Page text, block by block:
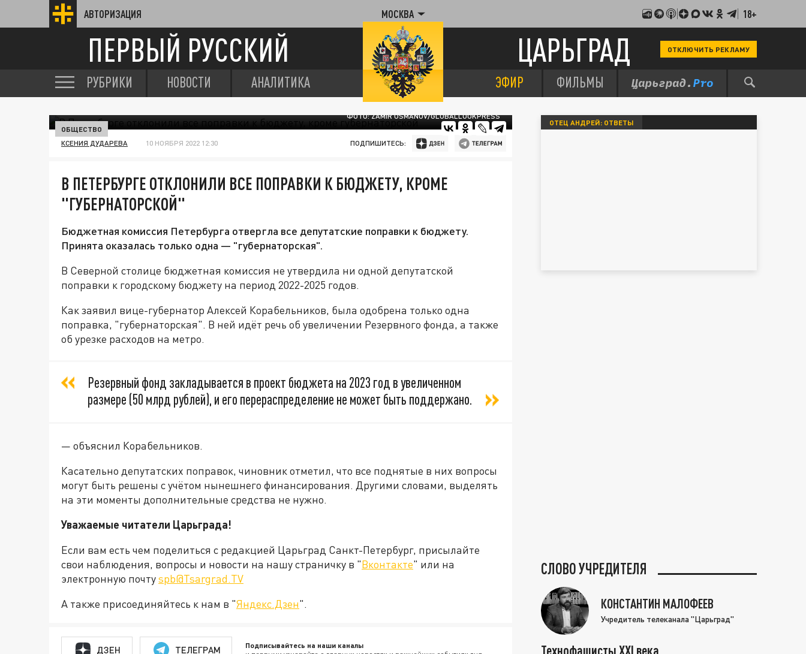
АВТОРИЗАЦИЯ МОСКВА 18+
ПЕРВЫЙ РУССКИЙ ЦАРЬГРАД ОТКЛЮЧИТЬ РЕКЛАМУ
РУБРИКИ НОВОСТИ АНАЛИТИКА ЭФИР ФИЛЬМЫ
ФОТО: ZAMIR USMANOV/GLOBALLOOKPRESS
ОБЩЕСТВО
КСЕНИЯ ДУДАРЕВА 10 НОЯБРЯ 2022 12:30 ПОДПИШИТЕСЬ:
В ПЕТЕРБУРГЕ ОТКЛОНИЛИ ВСЕ ПОПРАВКИ К БЮДЖЕТУ, КРОМЕ
"ГУБЕРНАТОРСКОЙ"
Бюджетная комиссия Петербурга отвергла все депутатские поправки к бюджету.
Принята оказалась только одна — "губернаторская".
В Северной столице бюджетная комиссия не утвердила ни одной депутатской
поправки к городскому бюджету на период 2022-2025 годов.
Как заявил вице-губернатор Алексей Корабельников, была одобрена только одна
поправка, "губернаторская". В ней идёт речь об увеличении Резервного фонда, а также
об урезке расходов на метро.
Резервный фонд закладывается в проект бюджета на 2023 год в увеличенном
размере (50 млрд рублей), и его перераспределение не может быть поддержано.
— объяснил Корабельников.
Касательно депутатских поправок, чиновник отметил, что все поднятые в них вопросы
могут быть решены с учётом нынешнего финансирования. Другими словами, выделять
на эти моменты дополнительные средства не нужно.
Уважаемые читатели Царьграда!
Если вам есть чем поделиться с редакцией Царьград Санкт-Петербург, присылайте
свои наблюдения, вопросы и новости на нашу страничку в "Вконтакте" или на
электронную почтуspb@Tsargrad.TV
А также присоединяйтесь к нам в "Яндекс.Дзен".
ДЗЕН ТЕЛЕГРАМ Подписывайтесь на наши каналы
ОТЕЦ АНДРЕЙ: ОТВЕТЫ
СЛОВО УЧРЕДИТЕЛЯ
КОНСТАНТИН МАЛОФЕЕВ
Учредитель телеканала "Царьград"
Технофашисты XXI века